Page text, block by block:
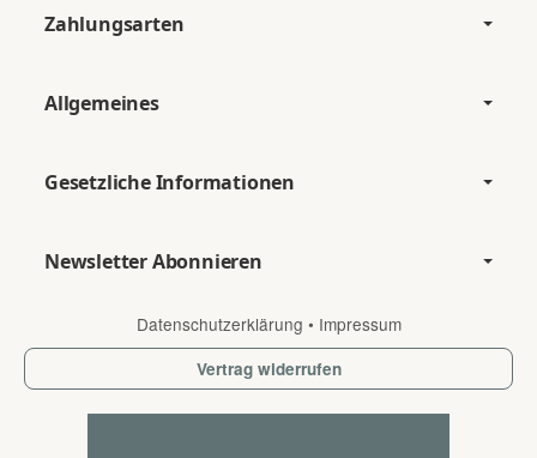
Zahlungsarten
Allgemeines
Gesetzliche Informationen
Newsletter Abonnieren
Datenschutzerklärung • Impressum
Vertrag widerrufen